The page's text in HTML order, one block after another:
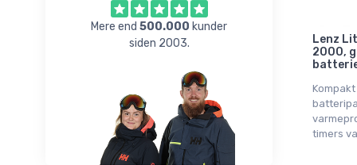
Mere end 500.000 kunder
siden 2003.
Lenz
2000,
timers